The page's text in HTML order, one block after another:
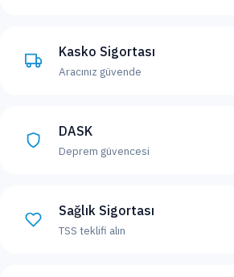
Kasko Sigortası
Aracınız güvende
DASK
Deprem güvencesi
Sağlık Sigortası
TSS teklifi alın